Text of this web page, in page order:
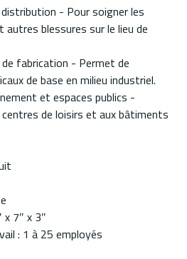
- Pour soigner les
blessures sur le lieu de
fabrication - Permet de
de base en milieu industriel.
et espaces publics -
de loisirs et aux bâtiments
7″ x 3″
: 1 à 25 employés